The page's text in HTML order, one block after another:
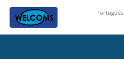
Português